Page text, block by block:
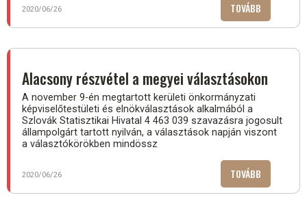
2020/06/26 TOVÁBB
A
-
BEADVÁNY
A
Alacsony részvétel a megyei választásokon
A november 9-én megtartott kerületi önkormányzati
képviselőtestületi és elnökválasztások alkalmából a
Szlovák Statisztikai Hivatal 4 463 039 szavazásra jogosult
állampolgárt tartott nyilván, a választások napján viszont
a választókörökben mindössz
2020/06/26 TOVÁBB
RÉSZVÉTEL